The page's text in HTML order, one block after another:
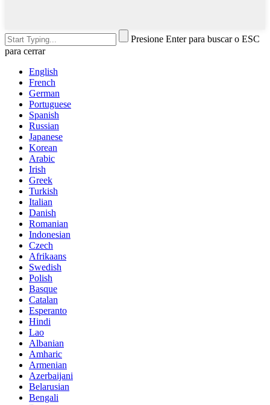
Presione Enter para buscar o ESC
para cerrar
English
French
German
Portuguese
Spanish
Russian
Japanese
Korean
Arabic
Irish
Greek
Turkish
Italian
Danish
Romanian
Indonesian
Czech
Afrikaans
Swedish
Polish
Basque
Catalan
Esperanto
Hindi
Lao
Albanian
Amharic
Armenian
Azerbaijani
Belarusian
Bengali